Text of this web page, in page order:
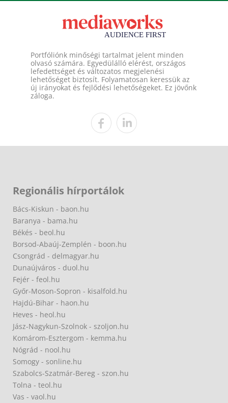
Portfóliónk minőségi tartalmat jelent minden
olvasó számára. Egyedülálló elérést, országos
lefedettséget és változatos megjelenési
lehetőséget biztosít. Folyamatosan keressük az
új irányokat és fejlődési lehetőségeket. Ez jövőnk
záloga.
Regionális hírportálok
Bács-Kiskun - baon.hu
Baranya - bama.hu
Békés - beol.hu
Borsod-Abaúj-Zemplén - boon.hu
Csongrád - delmagyar.hu
Dunaújváros - duol.hu
Fejér - feol.hu
Győr-Moson-Sopron - kisalfold.hu
Hajdú-Bihar - haon.hu
Heves - heol.hu
Jász-Nagykun-Szolnok - szoljon.hu
Komárom-Esztergom - kemma.hu
Nógrád - nool.hu
Somogy - sonline.hu
Szabolcs-Szatmár-Bereg - szon.hu
Tolna - teol.hu
Vas - vaol.hu